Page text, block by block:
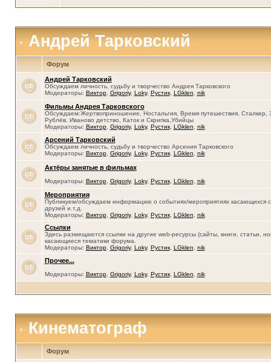
Андрей Тарковский
Форум
Андрей Тарковский
Обсуждаем личность, судьбу и творчество Андрея Тарковского
Модераторы: Виктор, Grigoriy, Loky, Рустик, LGklen nik
Фильмы Андрея Тарковского
Обсуждаем:Жертвоприношение, Ностальгия, Время путешествия, Сталкер,
Рублёв, Иваново детство, Каток и Скрипка,Убийцы
Модераторы: Виктор, Grigoriy, Loky, Рустик, LGklen nik
Арсений Тарковский
Обсуждаем личность, судьбу и творчество Арсения Тарковского
Модераторы: Виктор, Grigoriy, Loky, Рустик, LGklen nik
Актёры занятые в фильмах
Модераторы: Виктор, Grigoriy, Loky, Рустик, LGklen nik
Мероприятия
Публикуем/обсуждаем информацию о событиях/мероприятиях касающихся
друзей и.т.д.
Модераторы: Виктор, Grigoriy, Loky, Рустик, LGklen nik
Ссылки
Здесь размещаются ссылки на другие web-ресурсы (сайты, книги, статьи,
касающиеся тематики форума.
Модераторы: Виктор, Grigoriy, Loky, Рустик, LGklen nik
Прочее...
Модераторы: Виктор, Grigoriy, Loky, Рустик, LGklen nik
Кинематограф
Форум